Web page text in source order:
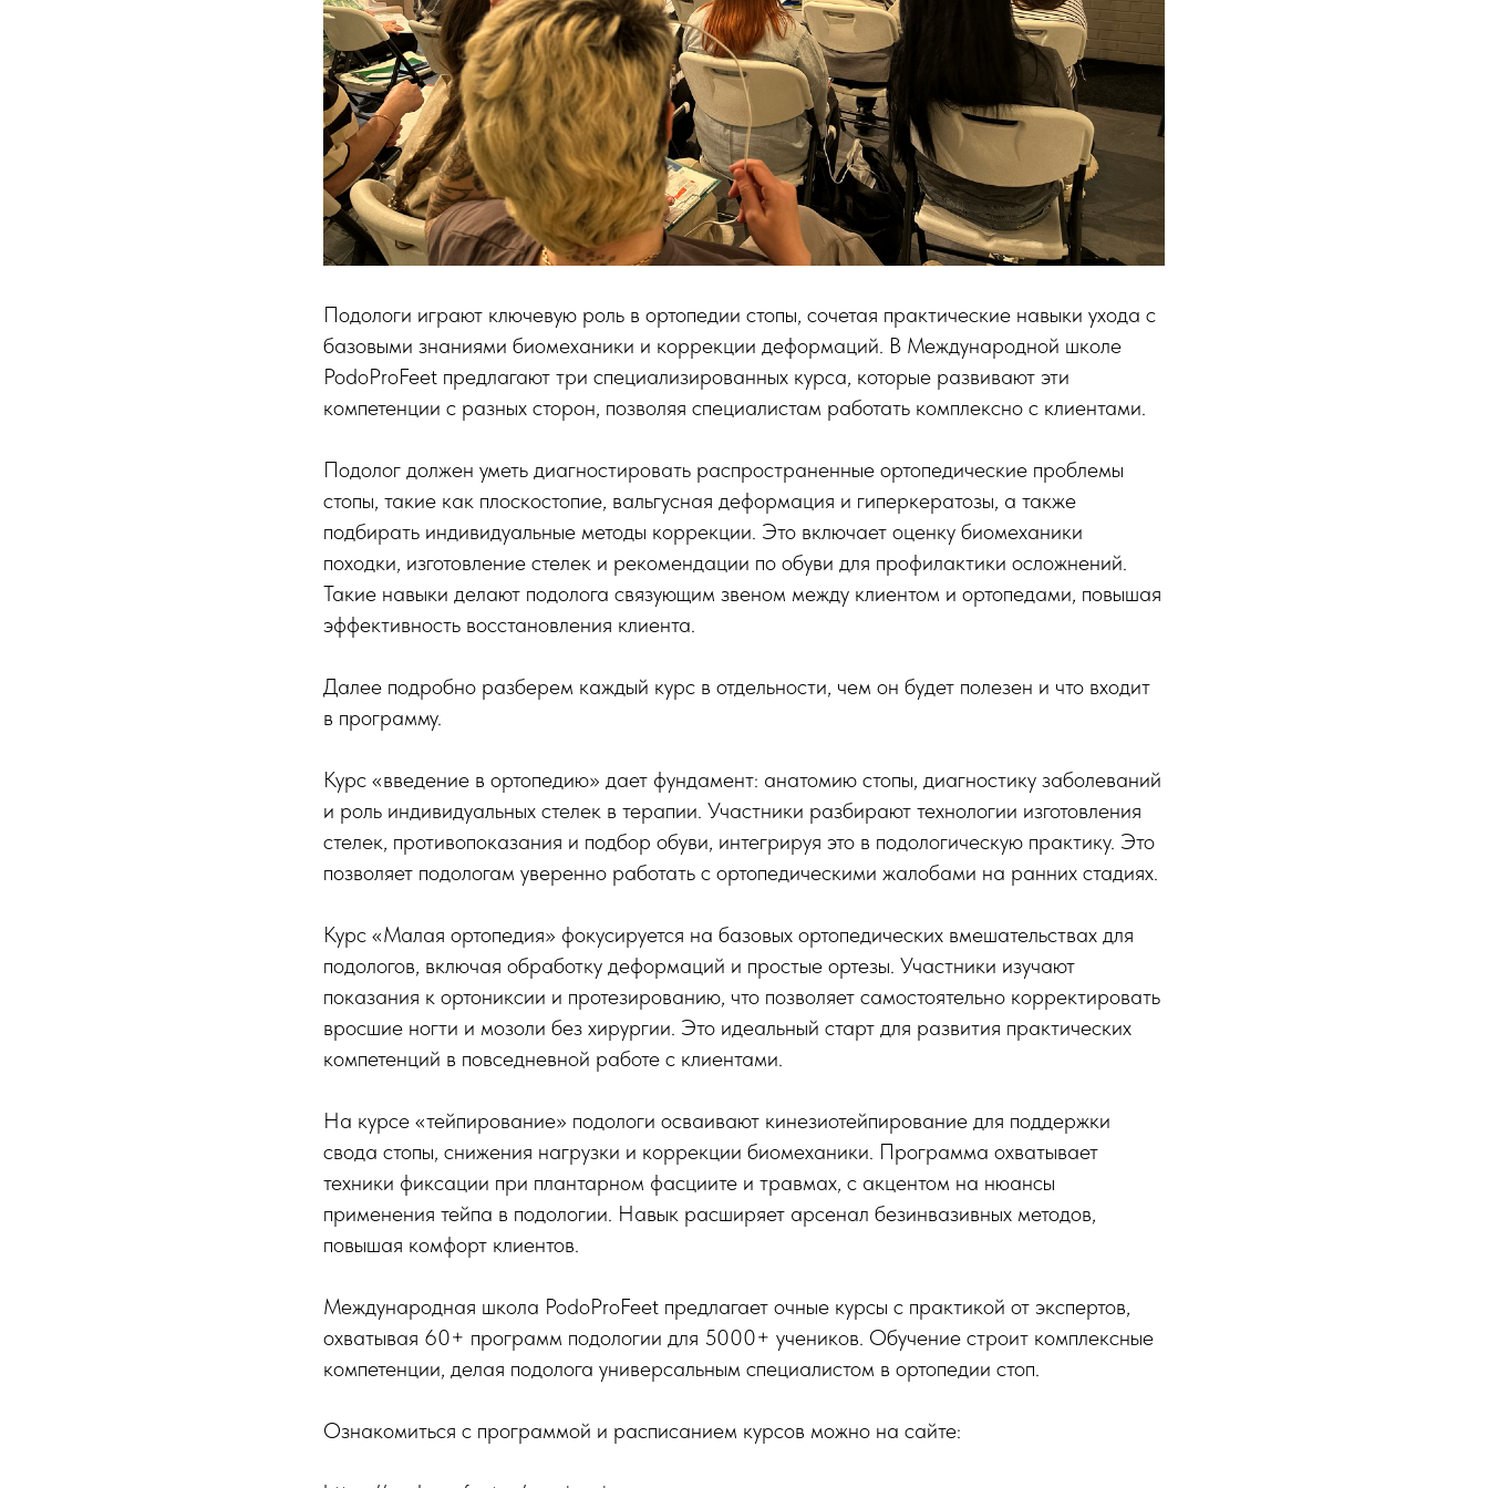
Подологи играют ключевую роль в ортопедии стопы, сочетая практические навыки ухода с
базовыми знаниями биомеханики и коррекции деформаций. В Международной школе
PodoProFeet предлагают три специализированных курса, которые развивают эти
компетенции с разных сторон, позволяя специалистам работать комплексно с клиентами.
Подолог должен уметь диагностировать распространенные ортопедические проблемы
стопы, такие как плоскостопие, вальгусная деформация и гиперкератозы, а также
подбирать индивидуальные методы коррекции. Это включает оценку биомеханики
походки, изготовление стелек и рекомендации по обуви для профилактики осложнений.
Такие навыки делают подолога связующим звеном между клиентом и ортопедами, повышая
эффективность восстановления клиента.
Далее подробно разберем каждый курс в отдельности, чем он будет полезен и что входит
в программу.
Курс «введение в ортопедию» дает фундамент: анатомию стопы, диагностику заболеваний
и роль индивидуальных стелек в терапии. Участники разбирают технологии изготовления
стелек, противопоказания и подбор обуви, интегрируя это в подологическую практику. Это
позволяет подологам уверенно работать с ортопедическими жалобами на ранних стадиях.
Курс «Малая ортопедия» фокусируется на базовых ортопедических вмешательствах для
подологов, включая обработку деформаций и простые ортезы. Участники изучают
показания к ортониксии и протезированию, что позволяет самостоятельно корректировать
вросшие ногти и мозоли без хирургии. Это идеальный старт для развития практических
компетенций в повседневной работе с клиентами.
На курсе «тейпирование» подологи осваивают кинезиотейпирование для поддержки
свода стопы, снижения нагрузки и коррекции биомеханики. Программа охватывает
техники фиксации при плантарном фасциите и травмах, с акцентом на нюансы
применения тейпа в подологии. Навык расширяет арсенал безинвазивных методов,
повышая комфорт клиентов.
Международная школа PodoProFeet предлагает очные курсы с практикой от экспертов,
охватывая 60+ программ подологии для 5000+ учеников. Обучение строит комплексные
компетенции, делая подолога универсальным специалистом в ортопедии стоп.
Ознакомиться с программой и расписанием курсов можно на сайте: